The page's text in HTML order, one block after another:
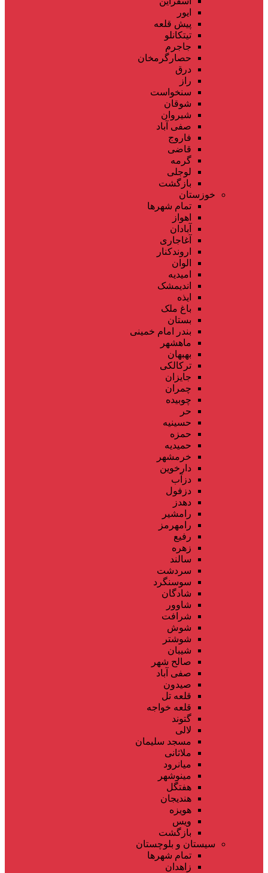
ایور
پیش قلعه
تیتکانلو
جاجرم
حصارگرمخان
درق
راز
سنخواست
شوقان
شیروان
صفی آباد
فاروج
قاضی
گرمه
لوجلی
بازگشت
خوزستان
تمام شهر‌ها
اهواز
آبادان
آغاجاری
اروندکنار
الوان
امیدیه
اندیمشک
ایذه
باغ ملک
بستان
بندر امام خمینی
ماهشهر
بهبهان
ترکالکی
جایزان
چمران
چوبیده
حر
حسینیه
حمزه
حمیدیه
خرمشهر
دارخوین
دزآب
دزفول
دهدز
رامشیر
رامهرمز
رفیع
زهره
سالند
سردشت
سوسنگرد
شادگان
شاوور
شرافت
شوش
شوشتر
شیبان
صالح شهر
صفی آباد
صیدون
قلعه تل
قلعه خواجه
گتوند
لالی
مسجد سلیمان
ملاثانی
میانرود
مینوشهر
هفتگل
هندیجان
هویزه
ویس
بازگشت
سیستان و بلوچستان
تمام شهر‌ها
زاهدان